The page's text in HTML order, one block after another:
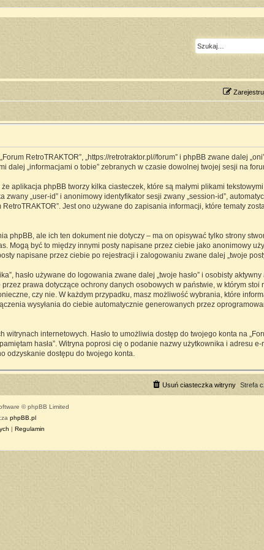
RetroTRAKTOR”, „https://retrotraktor.pl//forum” i phpBB zwane dalej
dalej „informacjami o tobie” zebranych w czasie dowolnej twojej sesji na
aplikacja phpBB tworzy kilka ciasteczek, które są małymi plikami
„user-id” i anonimowy identyfikator sesji zwany „session-id”,
Jest ono używane do zapisania informacji, które tematy
phpBB, ale ich ten dokument nie dotyczy – ma on opisywać tylko strony
Mogą być to między innymi posty napisane przez ciebie jako anonimowy
napisane przez ciebie po rejestracji i zalogowaniu zwane dalej „twoje
hasło używane do logowania zwane dalej „twoje hasło” i osobisty aktywny
prawa dotyczące ochrony danych osobowych w państwie, w którym stoi
czy nie. W każdym przypadku, masz możliwość wybrania, które
wysyłania do ciebie automatycznie generowanych przez
internetowych. Hasło to umożliwia dostęp do twojego konta na
hasła”. Witryna poprosi cię o podanie nazwy użytkownika i adresu
odzyskanie dostępu do twojego konta.
Strefa
Usuń ciasteczka witryny
© phpBB Limited
phpBB.pl
| Regulamin